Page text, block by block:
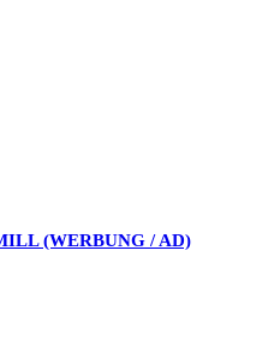
(WERBUNG / AD)